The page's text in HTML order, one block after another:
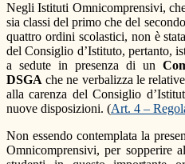
Negli Istituti Omnicomprensivi,
sia classi del primo che del
quattro ordini scolastici, non è
del Consiglio d’Istituto, pertanto,
a sedute in presenza di un
DSGA che ne verbalizza le
alla carenza del Consiglio
nuove disposizioni. (Art. 4 –
Non essendo contemplata la
Omnicomprensivi, per sopperire